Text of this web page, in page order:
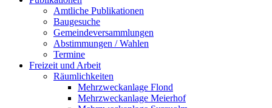
Amtliche Publikationen
Baugesuche
Gemeindeversammlungen
Abstimmungen / Wahlen
Termine
Freizeit und Arbeit
Räumlichkeiten
Mehrzweckanlage Flond
Mehrzweckanlage Meierhof